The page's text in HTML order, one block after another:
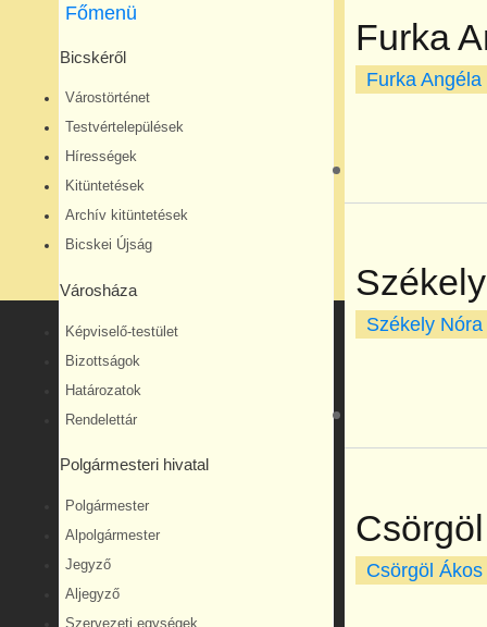
Főmenü
Bicskéről
Várostörténet
Testvértelepülések
Hírességek
Kitüntetések
Archív kitüntetések
Bicskei Újság
Városháza
Képviselő-testület
Bizottságok
Határozatok
Rendelettár
Polgármesteri hivatal
Polgármester
Alpolgármester
Jegyző
Aljegyző
Szervezeti egységek
Furka
Furka Angéla
Székely Nóra
Csörgöl Ákos